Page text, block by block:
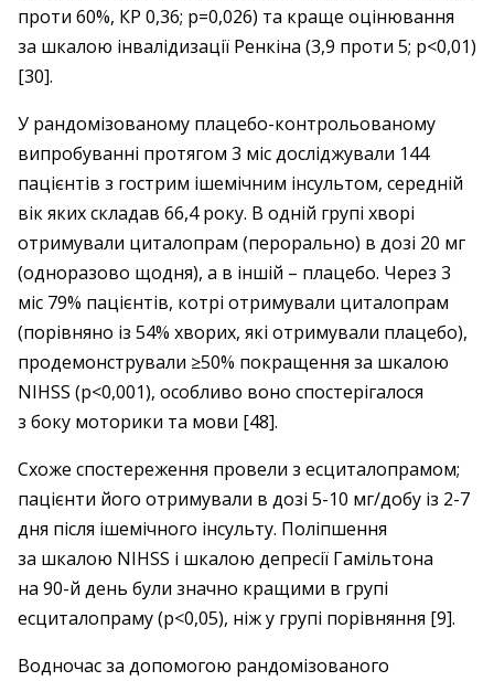
проти 60%, КР 0,36; р=0,026) та краще оцінювання
за шкалою інвалідизації Ренкіна (3,9 проти 5; p<0,01)
[30].
У рандомізованому плацебо-контрольованому
випробуванні протягом 3 міс досліджували 144
пацієнтів з гострим ішемічним інсультом, середній
вік яких складав 66,4 року. В одній групі хворі
отримували циталопрам (перорально) в дозі 20 мг
(одноразово щодня), а в іншій – плацебо. Через 3
міс 79% пацієнтів, котрі отримували циталопрам
(порівняно із 54% хворих, які отримували плацебо),
продемонстрували ≥50% покращення за шкалою
NIHSS (р<0,001), особливо воно спостерігалося
з боку моторики та мови [48].
Схоже спостереження провели з есциталопрамом;
пацієнти його отримували в дозі 5-10 мг/добу із 2-7
дня після ішемічного інсульту. Поліпшення
за шкалою NIHSS і шкалою депресії Гамільтона
на 90-й день були значно кращими в групі
есциталопраму (р<0,05), ніж у групі порівняння [9].
Водночас за допомогою рандомізованого